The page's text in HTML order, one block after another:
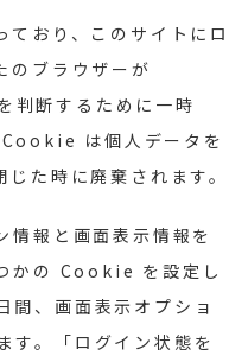
ており、このサイトにロ
のブラウザーが
断するために一時
は個人データを
た時に廃棄されます。
情報と画面表示情報を
かの Cookie を設定し
、画面表示オプショ
。「ログイン状態を